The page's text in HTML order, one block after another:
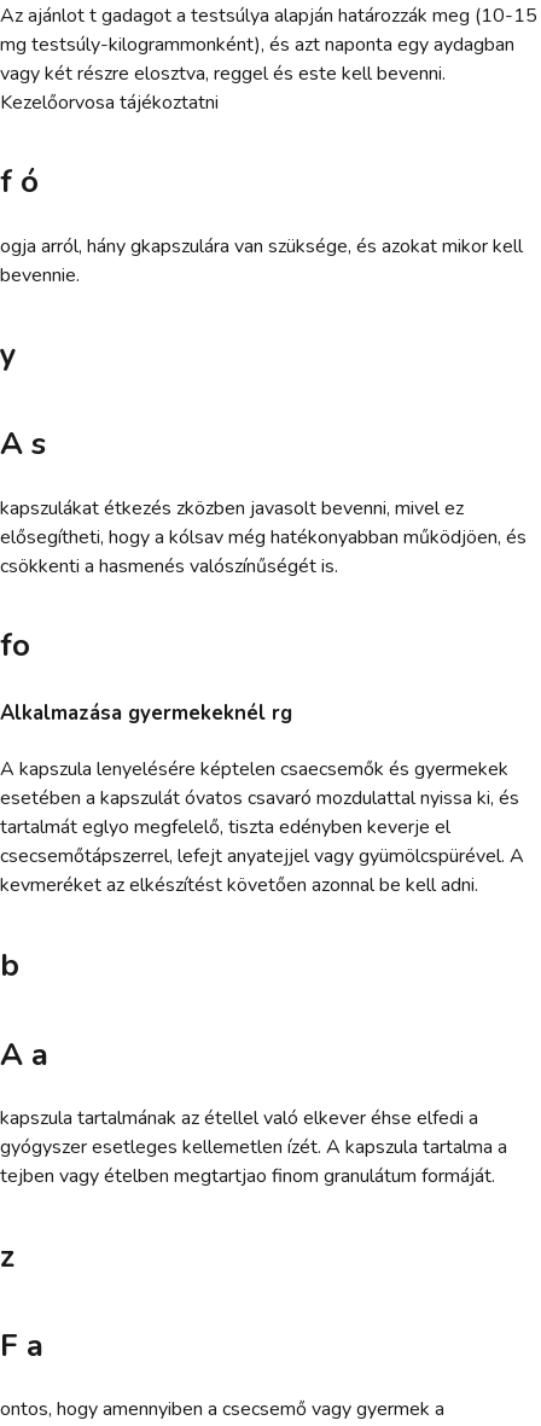
Az ajánlot t gadagot a testsúlya alapján határozzák meg (10-15
mg testsúly-kilogrammonként), és azt naponta egy aydagban
vagy két részre elosztva, reggel és este kell bevenni.
Kezelőorvosa tájékoztatni
f ó
ogja arról, hány gkapszulára van szüksége, és azokat mikor kell
bevennie.
y
A s
kapszulákat étkezés zközben javasolt bevenni, mivel ez
elősegítheti, hogy a kólsav még hatékonyabban működjöen, és
csökkenti a hasmenés valószínűségét is.
fo
Alkalmazása gyermekeknél rg
A kapszula lenyelésére képtelen csaecsemők és gyermekek
esetében a kapszulát óvatos csavaró mozdulattal nyissa ki, és
tartalmát eglyo megfelelő, tiszta edényben keverje el
csecsemőtápszerrel, lefejt anyatejjel vagy gyümölcspürével. A
kevmeréket az elkészítést követően azonnal be kell adni.
b
A a
kapszula tartalmának az étellel való elkever éhse elfedi a
gyógyszer esetleges kellemetlen ízét. A kapszula tartalma a
tejben vagy ételben megtartjao finom granulátum formáját.
z
F a
ontos, hogy amennyiben a csecsemő vagy gyermek a